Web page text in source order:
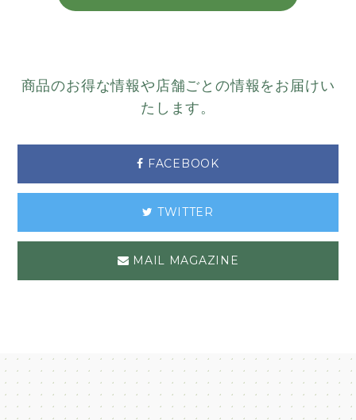
商品のお得な情報や店舗ごとの情報をお届けい
たします。
FACEBOOK
TWITTER
MAIL MAGAZINE